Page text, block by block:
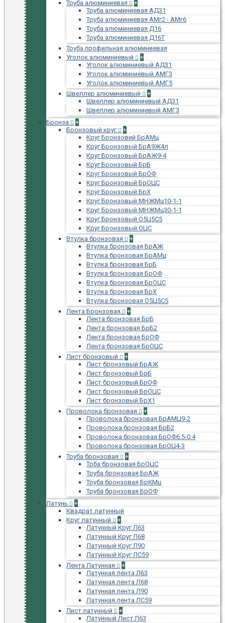
Труба алюминиевая
+
Труба алюминиевая АД31
Труба алюминиевая АМг2 - АМг6
Труба алюминиевая Д16
Труба алюминиевая Д16Т
Труба профильная алюминиевая
Уголок алюминиевый
+
Уголок алюминиевый АД31
Уголок алюминиевый АМГ3
Уголок алюминиевый АМГ5
Швеллер алюминиевый
+
Швеллер алюминиевый АД31
Швеллер алюминиевый АМГ3
Бронза
+
Бронзовый круг
+
Круг Бронзовий БрАМц
Круг Бронзовый БрА9Ж4л
Круг Бронзовый БрАЖ9-4
Круг Бронзовый БрБ
Круг Бронзовый БрОФ
Круг Бронзовый БрОЦС
Круг Бронзовый БрХ
Круг Бронзовый МНЖМц10-1-1
Круг Бронзовый МНЖМц30-1-1
Круг Бронзовый О5Ц5С5
Круг Бронзовый ОЦС
Втулка бронзовая
+
Втулка бронзовая БрАЖ
Втулка бронзовая БрАМц
Втулка бронзовая БрБ
Втулка бронзовая БрОФ
Втулка бронзовая БрОЦС
Втулка бронзовая БрХ
Втулка бронзовая О5Ц5С5
Лента Бронзовая
+
Лента бронзовая БрБ
Лента бронзовая БрБ2
Лента бронзовая БрОФ
Лента бронзовая БрОЦС
Лист бронзовый
+
Лист бронзовый БрАЖ
Лист бронзовый БрБ
Лист бронзовый БрОФ
Лист бронзовый БрОЦС
Лист бронзовый БрХ1
Проволока бронзовая
+
Проволока бронзовая БрАМЦ9-2
Проволока бронзовая БрБ2
Проволока бронзовая БрОФ6.5-0.4
Проволока бронзовая БрОЦ4-3
Труба бронзовая
+
Трба бронзовая БрОЦС
Труба бронзовая БрАЖ
Труба бронзовая БрКМц
Труба бронзовая БрОФ
Латунь
+
Квадрат латунный
Круг латунный
+
Латунный Круг Л63
Латунный Круг Л68
Латунный Круг Л90
Латунный Круг ЛС59
Лента Латунная
+
Латунная лента Л63
Латунная лента Л68
Латунная лента Л90
Латунная лента ЛС59
Лист латунный
+
Латунный Лист Л63